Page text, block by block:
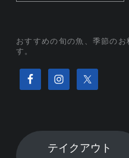
おすすめの旬の魚、季節の
す。
テイクアウト